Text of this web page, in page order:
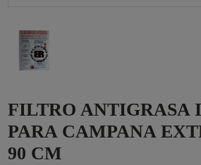
FILTRO ANTIGRASA
PARA CAMPANA
90 CM